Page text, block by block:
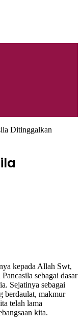
Ditinggalkan
kepada Allah Swt,
sebagai dasar
Sejatinya sebagai
berdaulat, makmur
telah lama
kita.